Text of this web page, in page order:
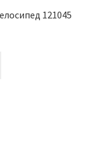
121045